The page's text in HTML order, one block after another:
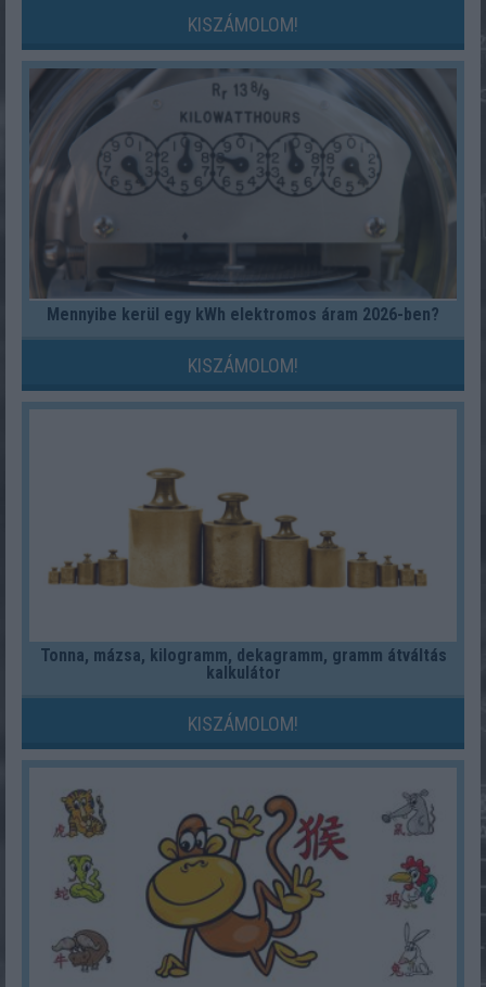
KISZÁMOLOM!
Mennyibe kerül egy kWh elektromos áram 2026-ben?
KISZÁMOLOM!
Tonna, mázsa, kilogramm, dekagramm, gramm átváltás
kalkulátor
KISZÁMOLOM!